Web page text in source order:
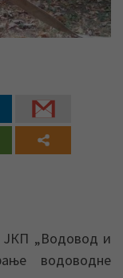
ЈКП „Водовод и
водоводне